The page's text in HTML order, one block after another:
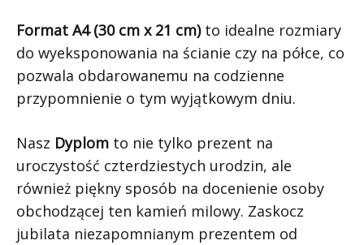
Format A4 (30 cm x 21 cm)to idealne rozmiary
do wyeksponowania na ścianie czy na półce, co
pozwala obdarowanemu na codzienne
przypomnienie o tym wyjątkowym dniu.
Nasz Dyplom to nie tylko prezent na
uroczystość czterdziestych urodzin, ale
również piękny sposób na docenienie osoby
obchodzącej ten kamień milowy. Zaskocz
jubilata niezapomnianym prezentem od